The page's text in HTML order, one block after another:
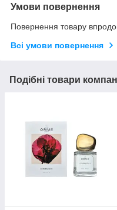
Умови повернення
Повернення товару
Всі умови повернення
Подібні товари